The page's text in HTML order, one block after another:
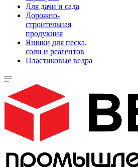
Для дачи и сада
Дорожно-
строительная
продукция
Ящики для песка,
соли и реагентов
Пластиковые ведра